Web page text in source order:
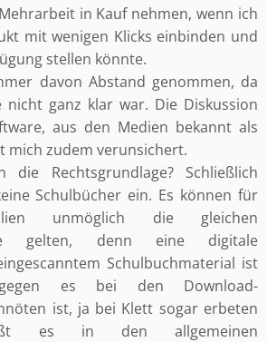
in Kauf nehmen, wenn ich
mit wenigen Klicks einbinden und
stellen könnte.
davon Abstand genommen, da
nicht ganz klar war. Die Diskussion
, aus den Medien bekannt als
mich zudem verunsichert.
Rechtsgrundlage? Schließlich
Schulbücher ein. Es können für
unmöglich die gleichen
gelten, denn eine digitale
Schulbuchmaterial ist
es bei den Download-
ist, ja bei Klett sogar erbeten
es in den allgemeinen